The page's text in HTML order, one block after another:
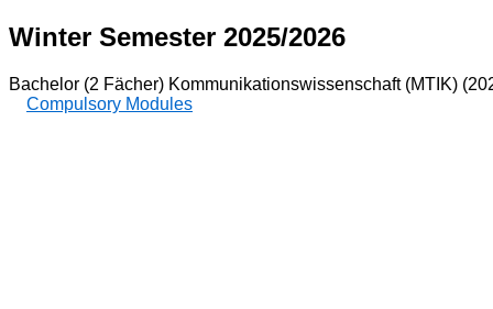
Winter Semester 2025/2026
Bachelor (2 Fächer) Kommunikationswissenschaft (MTIK)
Compulsory Modules